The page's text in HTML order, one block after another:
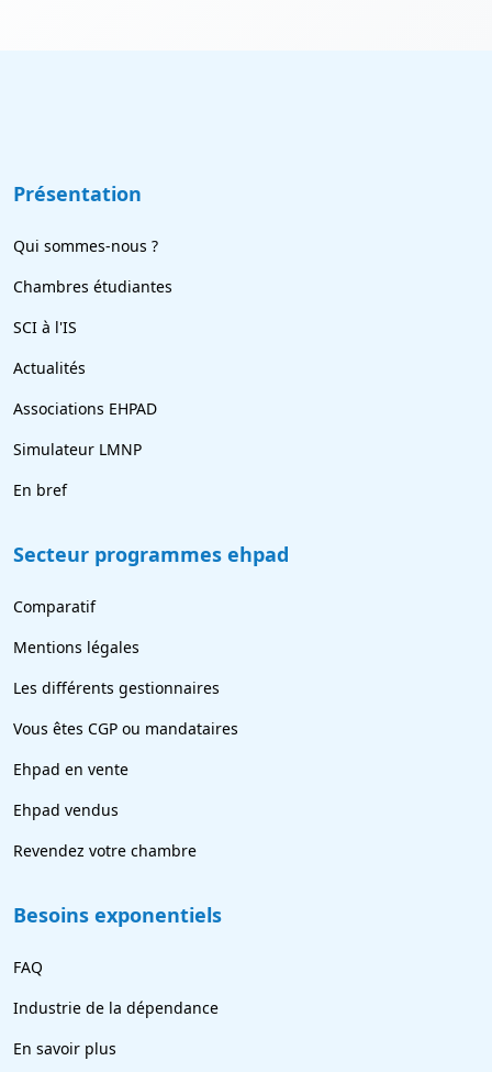
Présentation
Qui sommes-nous ?
Chambres étudiantes
SCI à l'IS
Actualités
Associations EHPAD
Simulateur LMNP
En bref
Secteur programmes ehpad
Comparatif
Mentions légales
Les différents gestionnaires
Vous êtes CGP ou mandataires
Ehpad en vente
Ehpad vendus
Revendez votre chambre
Besoins exponentiels
FAQ
Industrie de la dépendance
En savoir plus